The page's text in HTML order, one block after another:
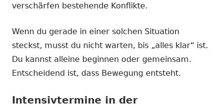
verschärfen bestehende Konflikte.
Wenn du gerade in einer solchen Situation
steckst, musst du nicht warten, bis „alles klar“ ist.
Du kannst alleine beginnen oder gemeinsam.
Entscheidend ist, dass Bewegung entsteht.
Intensivtermine in der